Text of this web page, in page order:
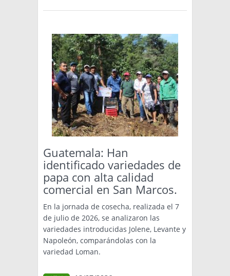
Guatemala: Han
identificado variedades de
papa con alta calidad
comercial en San Marcos.
En la jornada de cosecha, realizada el 7
de julio de 2026, se analizaron las
variedades introducidas Jolene, Levante y
Napoleón, comparándolas con la
variedad Loman.